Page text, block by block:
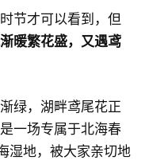
节才可以看到，但
暖繁花盛，又遇鸢
绿，湖畔鸢尾花正
一场专属于北海春
湿地，被大家亲切地